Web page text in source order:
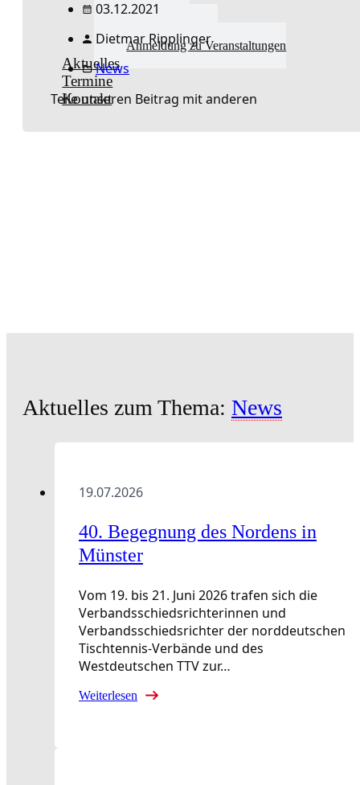
Trainerbörse
Anmeldung zu Veranstaltungen
Aktuelles
Termine
Kontakt
03.12.2021
Dietmar Ripplinger
News
Teile unseren Beitrag mit anderen
Aktuelles zum Thema: News
19.07.2026
40. Begegnung des Nordens in
Münster
Vom 19. bis 21. Juni 2026 trafen sich die
Verbandsschiedsrichterinnen und
Verbandsschiedsrichter der norddeutschen
Tischtennis-Verbände und des
Westdeutschen TTV zur…
Weiterlesen